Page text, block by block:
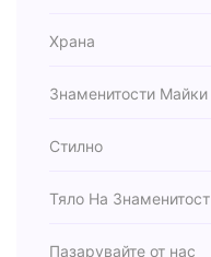
Храна
Знаменитости Майки
Стилно
Тяло На Знаменитост
Пазарувайте от нас